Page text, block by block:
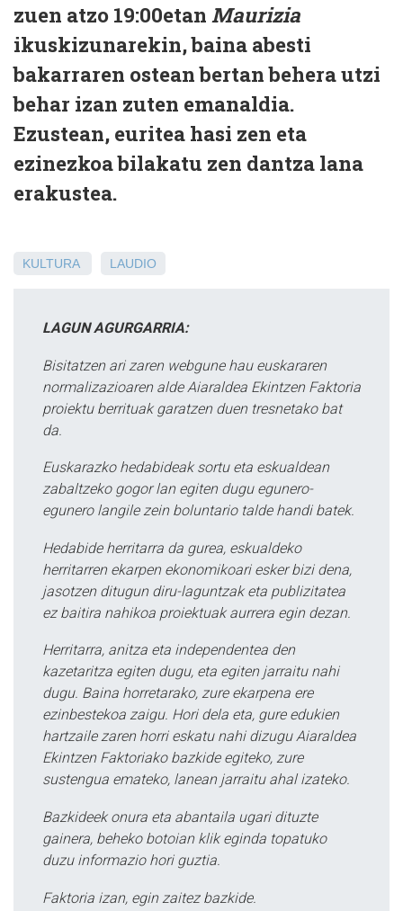
zuen atzo 19:00etan Maurizia
ikuskizunarekin, baina abesti
bakarraren ostean bertan behera utzi
behar izan zuten emanaldia.
Ezustean, euritea hasi zen eta
ezinezkoa bilakatu zen dantza lana
erakustea.
KULTURA LAUDIO
LAGUN AGURGARRIA:
Bisitatzen ari zaren webgune hau euskararen
normalizazioaren alde Aiaraldea Ekintzen Faktoria
proiektu berrituak garatzen duen tresnetako bat
da.
Euskarazko hedabideak sortu eta eskualdean
zabaltzeko gogor lan egiten dugu egunero-
egunero langile zein boluntario talde handi batek.
Hedabide herritarra da gurea, eskualdeko
herritarren ekarpen ekonomikoari esker bizi dena,
jasotzen ditugun diru-laguntzak eta publizitatea
ez baitira nahikoa proiektuak aurrera egin dezan.
Herritarra, anitza eta independentea den
kazetaritza egiten dugu, eta egiten jarraitu nahi
dugu. Baina horretarako, zure ekarpena ere
ezinbestekoa zaigu. Hori dela eta, gure edukien
hartzaile zaren horri eskatu nahi dizugu Aiaraldea
Ekintzen Faktoriako bazkide egiteko, zure
sustengua emateko, lanean jarraitu ahal izateko.
Bazkideek onura eta abantaila ugari dituzte
gainera, beheko botoian klik eginda topatuko
duzu informazio hori guztia.
Faktoria izan, egin zaitez bazkide.